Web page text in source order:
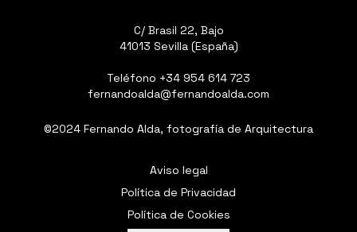
C/ Brasil 22, Bajo
41013 Sevilla (España)
Teléfono +34 954 614 723
fernandoalda@fernandoalda.com
©2024 Fernando Alda, fotografía de Arquitectura
Aviso legal
Política de Privacidad
Política de Cookies